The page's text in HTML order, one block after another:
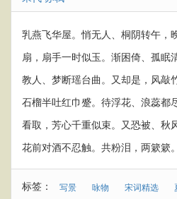
乳燕飞华屋。悄无人、桐阴转午，
扇，扇手一时似玉。渐困倚、孤眠
教人、梦断瑶台曲。又却是，风敲竹
石榴半吐红巾蹙。待浮花、浪蕊都
看取，芳心千重似束。又恐被、秋
花前对酒不忍触。共粉泪，两簌簌。
标签： 写景 咏物 宋词精选